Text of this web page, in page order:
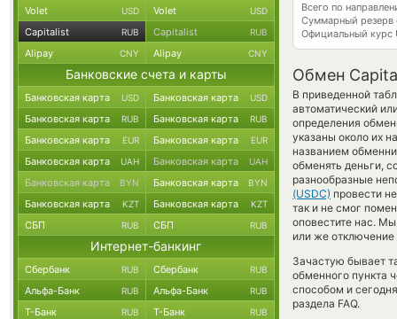
Всего по
Суммарный резерв
Официальный курс
Обмен
В приведенной
автоматический
определения
указаны около их
названием
обменять деньги,
разнообразные
(USDC) провести
так и не смог
оповестите нас.
или же отключение
Зачастую бывает
обменного пункта
способом и
раздела FAQ.
Volet USD Volet USD
Capitalist RUB Capitalist RUB
Alipay CNY Alipay CNY
Банковские счета и карты
Банковская карта USD Банковская карта USD
Банковская карта RUB Банковская карта RUB
Банковская карта EUR Банковская карта EUR
Банковская карта UAH Банковская карта UAH
Банковская карта BYN Банковская карта BYN
Банковская карта KZT Банковская карта KZT
СБП RUB СБП RUB
Интернет-банкинг
Сбербанк RUB Сбербанк RUB
Альфа-Банк RUB Альфа-Банк RUB
Т-Банк RUB Т-Банк RUB